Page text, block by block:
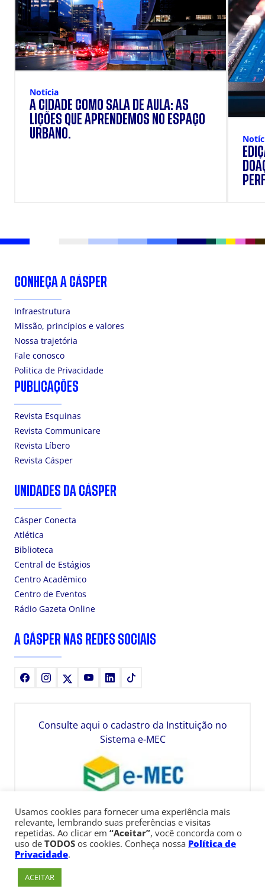
Notícia
A CIDADE COMO SALA DE AULA: AS
LIÇÕES QUE APRENDEMOS NO ESPAÇO
URBANO.
CONHEÇA A CÁSPER
Infraestrutura
Missão, princípios e valores
Nossa trajetória
Fale conosco
Politica de Privacidade
PUBLICAÇÕES
Revista Esquinas
Revista Communicare
Revista Líbero
Revista Cásper
UNIDADES DA CÁSPER
Cásper Conecta
Atlética
Biblioteca
Central de Estágios
Centro Acadêmico
Centro de Eventos
Rádio Gazeta Online
A CÁSPER NAS REDES SOCIAIS
FacebookInstagram YoutubeLinkedIn
Consulte aqui o cadastro da Instituição no
Sistema e-MEC
Usamos cookies para fornecer uma experiência mais
relevante, lembrando suas preferências e visitas
repetidas. Ao clicar em “Aceitar”, você concorda com o
uso de TODOS os cookies. Conheça nossa Política de
Privacidade.
ACEITAR